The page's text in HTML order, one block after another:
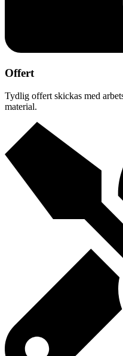
Offert
Tydlig offert skickas med
material.